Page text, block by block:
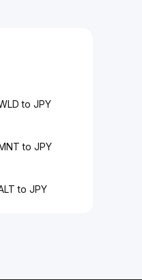
to JPY
to JPY
to JPY